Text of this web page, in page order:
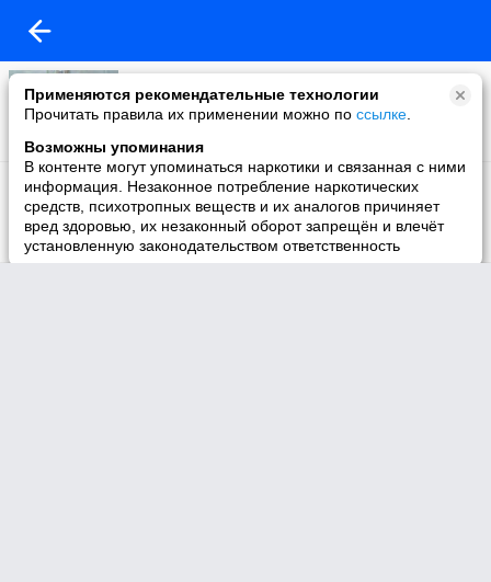
Применяются рекомендательные технологии
Прочитать правила их применении можно по ссылке
Возможны упоминания
В контенте могут упоминаться наркотики и связанная с ними
информация. Незаконное потребление наркотических
средств, психотропных веществ и их аналогов причиняет
вред здоровью, их незаконный оборот запрещён и влечёт
установленную законодательством ответственность
8 видео
приколы
35 видео